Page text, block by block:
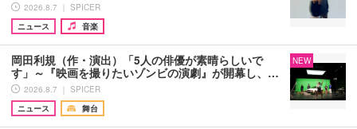
2026.8.7 ｜ SPICER
ニュース
音楽
岡田利規（作・演出）「5人の俳優が素晴らしいで
す」～『映画を撮りたいゾンビの演劇』が開幕し、…
2026.8.7 ｜ SPICER
ニュース
舞台
NEW